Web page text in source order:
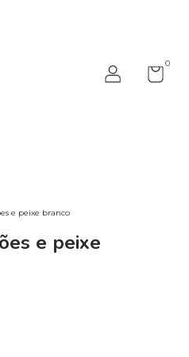
0
e peixe branco
e peixe